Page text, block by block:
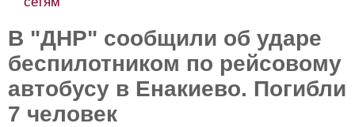
В "ДНР" сообщили об ударе
беспилотником по рейсовому
автобусу в Енакиево. Погибли
7 человек